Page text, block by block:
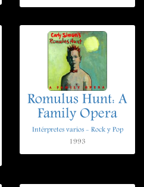
Romulus Hunt: A
Family Opera
Intérpretes varios - Rock y Pop
1993